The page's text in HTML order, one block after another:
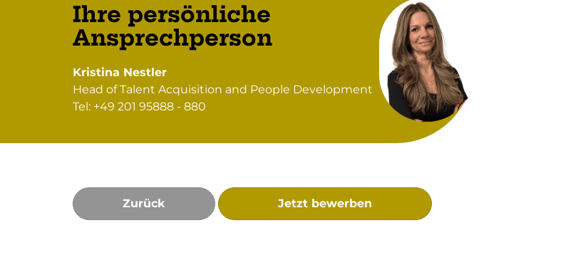
Ihre persönliche
Ansprechperson
Kristina Nestler
Head of Talent Acquisition and People Development
Tel: +49 201 95888 - 880
Zurück Jetzt bewerben